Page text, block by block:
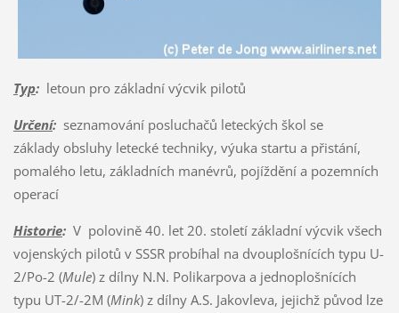
Typ:letoun pro základní výcvik pilotů
Určení:seznamování posluchačů leteckých škol se
základy obsluhy letecké techniky, výuka startu a přistání,
pomalého letu, základních manévrů, pojíždění a pozemních
operací
Historie:V polovině 40. let 20. století základní výcvik všech
vojenských pilotů v SSSR probíhal na dvouplošnících typu U-
2/Po-2 (Mule) z dílny N.N. Polikarpova a jednoplošnících
typu UT-2/-2M (Mink) z dílny A.S. Jakovleva, jejichž původ lze